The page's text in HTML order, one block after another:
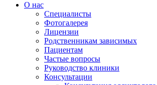
О нас
Специалисты
Фотогалерея
Лицензии
Родственникам зависимых
Пациентам
Частые вопросы
Руководство клиники
Консультации